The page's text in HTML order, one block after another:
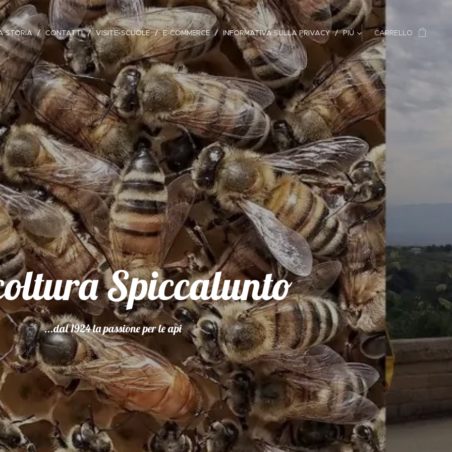
STORIA CONTATTI VISITE-SCUOLE E-COMMERCE INFORMATIVA SULLA PRIVACY PIÙ CARRELLO
Spiccalunto
...dal 1924 la passione per le api